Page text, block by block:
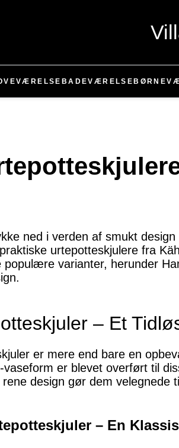
BADEVÆRELSE
ned i verden af smukt
urtepotteskjulere fra
populære varianter, herunder
– Et
er mere end bare en
vaseform er blevet overført til
design gør dem
– En